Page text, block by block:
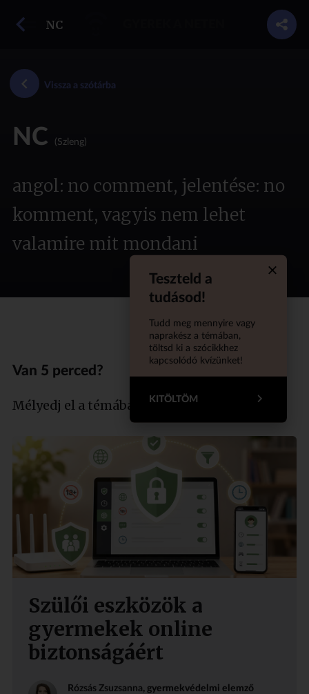
NC
Vissza a szótárba
NC (Szleng)
angol: no comment, jelentése: no
komment, vagyis nem lehet
valamire mit mondani
Teszteld a
tudásod!
Tudd meg mennyire vagy
naprakész a témában,
töltsd ki a szócikkhez
kapcsolódó kvízünket!
KITÖLTÖM
Van 5 perced?
Mélyedj el a témában szakértőnkkel!
Szülői eszközök a
gyermekek online
biztonságáért
Rózsás Zsuzsanna, gyermekvédelmi elemző